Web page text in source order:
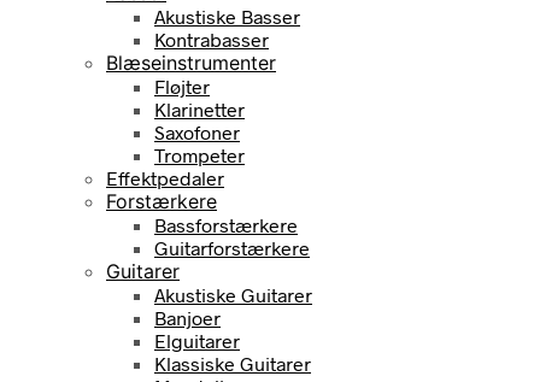
Akustiske Basser
Kontrabasser
Blæseinstrumenter
Fløjter
Klarinetter
Saxofoner
Trompeter
Effektpedaler
Forstærkere
Bassforstærkere
Guitarforstærkere
Guitarer
Akustiske Guitarer
Banjoer
Elguitarer
Klassiske Guitarer